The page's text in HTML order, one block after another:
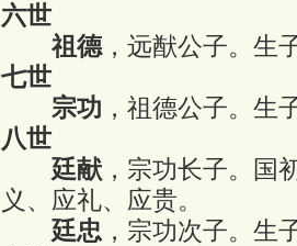
六世
祖德，远猷公子。生
七世
宗功 ，祖德公子。生
八世
廷献 ，宗功长子。国
义、应礼、应贵。
廷忠 ，宗功次子。生